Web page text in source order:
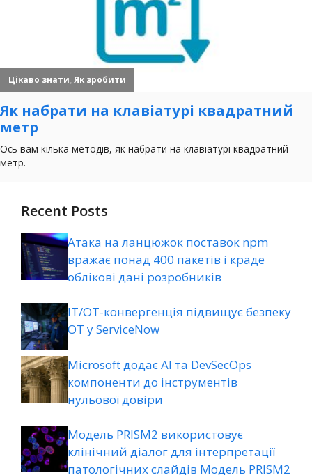
Recent Posts
Атака на ланцюжок поставок npm
вражає понад 400 пакетів і краде
облікові дані розробників
ІТ/ОТ-конвергенція підвищує безпеку
ОТ у ServiceNow
Microsoft додає AI та DevSecOps
компоненти до інструментів
нульової довіри
Модель PRISM2 використовує
клінічний діалог для інтерпретації
патологічних слайдів Модель PRISM2